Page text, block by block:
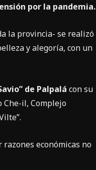
por la pandemia.
la provincia- se realizó
y alegoría, con un
de Palpalá con su
Che-il, Complejo
económicas no